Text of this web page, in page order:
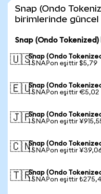
Snap (Ondo
birimlerinde güncel
Snap (Ondo
🇺🇸Snap (Ondo
1 SNAPon eşittir $5,79
🇪🇺Snap (Ondo
1 SNAPon eşittir €5,02
🇯🇵Snap (Ondo
1 SNAPon eşittir
🇨🇳Snap (Ondo
1 SNAPon eşittir
🇹🇷Snap (Ondo
1 SNAPon eşittir